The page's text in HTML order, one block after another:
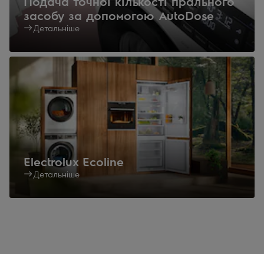
засобу за допомогою AutoDose
Детальніше
Electrolux Ecoline
Детальніше